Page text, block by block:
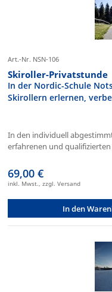
Art.-Nr. NSN-106
Skiroller-Privatstunde
In der Nordic-Schule
Skirollern erlernen,
In den individuell
erfahrenen und qualifizierten
69,00 €
inkl. Mwst., zzgl. Versand
In den